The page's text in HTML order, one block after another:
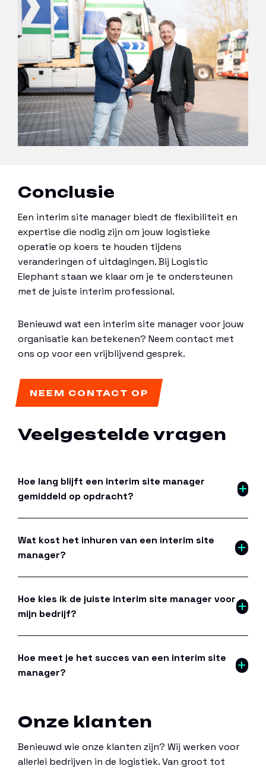
Conclusie
Een interim site manager biedt de flexibiliteit en
expertise die nodig zijn om jouw logistieke
operatie op koers te houden tijdens
veranderingen of uitdagingen. Bij Logistic
Elephant staan we klaar om je te ondersteunen
met de juiste interim professional.
Benieuwd wat een interim site manager voor jouw
organisatie kan betekenen? Neem contact met
ons op voor een vrijblijvend gesprek.
NEEM CONTACT OP
Veelgestelde vragen
Hoe lang blijft een interim site manager
gemiddeld op opdracht?
Wat kost het inhuren van een interim site
manager?
Hoe kies ik de juiste interim site manager voor
mijn bedrijf?
Hoe meet je het succes van een interim site
manager?
Onze klanten
Benieuwd wie onze klanten zijn? Wij werken voor
allerlei bedrijven in de logistiek. Van groot tot